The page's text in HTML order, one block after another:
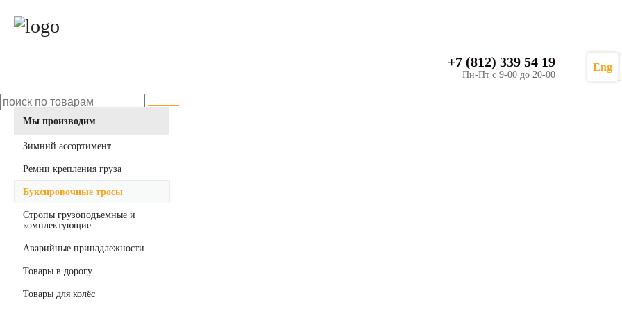
+7 (812) 339 54 19
Пн-Пт с 9-00 до 20-00
Eng
Мы производим
Зимний ассортимент
Ремни крепления груза
Буксировочные тросы
Стропы грузоподъемные и
комплектующие
Аварийные принадлежности
Товары в дорогу
Товары для колёс